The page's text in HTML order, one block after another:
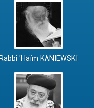
Rabbi 'Haïm KANIEWSKI